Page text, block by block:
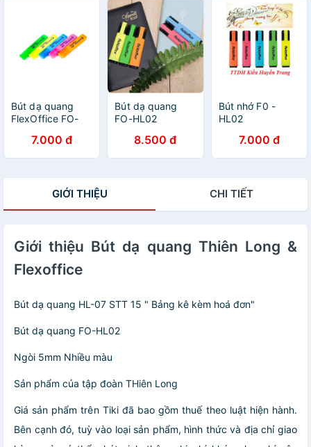
Bút dạ quang
FlexOffice FO-
ngẫu nhiên )
7.000 đ
Bút dạ quang
FO-HL02
8.500 đ
Bút nhớ F0 -
HL02
7.000 đ
GIỚI THIỆU CHI TIẾT
Giới thiệu Bút dạ quang Thiên Long &
Flexoffice
Bút dạ quang HL-07 STT 15 " Bảng kê kèm hoá đơn"
Bút dạ quang FO-HL02
Ngòi 5mm Nhiều màu
Sản phẩm của tập đoàn THiên Long
Giá sản phẩm trên Tiki đã bao gồm thuế theo luật hiện hành.
Bên cạnh đó, tuỳ vào loại sản phẩm, hình thức và địa chỉ giao